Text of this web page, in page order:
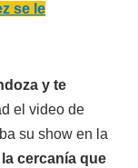
se le
y te
el video de
su show en la
la cercanía que